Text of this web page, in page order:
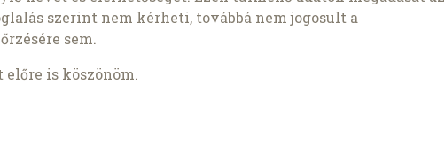
szerint nem kérheti, továbbá nem jogosult a
sem.
is köszönöm.